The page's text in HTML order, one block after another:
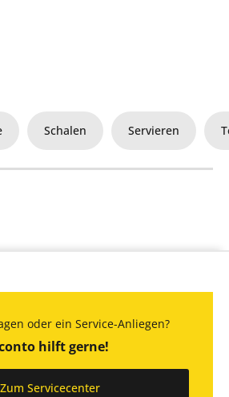
Schalen Servieren
oder ein Service-Anliegen?
hilft gerne!
Zum Servicecenter